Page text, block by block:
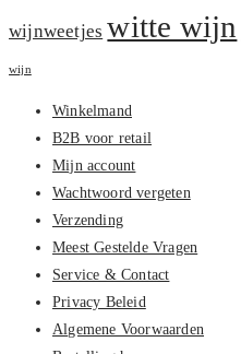
wijnweetjes witte wijn
wijn
Winkelmand
B2B voor retail
Mijn account
Wachtwoord vergeten
Verzending
Meest Gestelde Vragen
Service & Contact
Privacy Beleid
Algemene Voorwaarden